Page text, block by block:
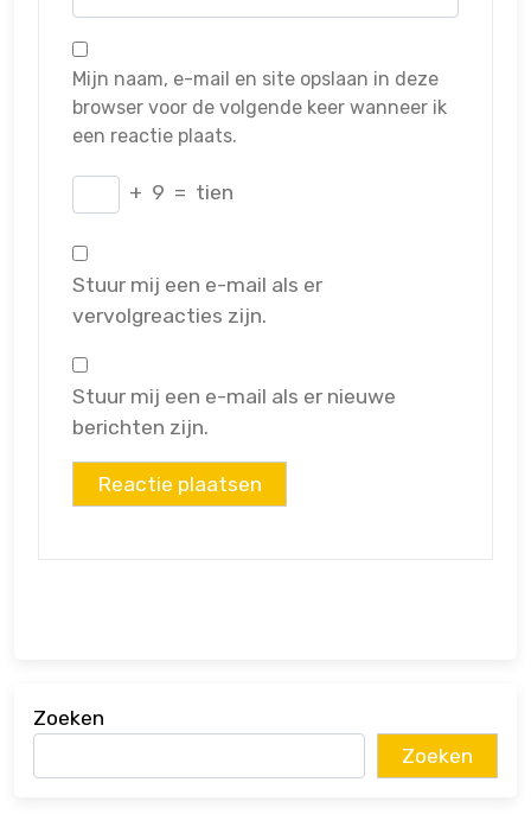
Mijn naam, e-mail en site opslaan in deze
browser voor de volgende keer wanneer ik
een reactie plaats.
+ 9 = tien
Stuur mij een e-mail als er
vervolgreacties zijn.
Stuur mij een e-mail als er nieuwe
berichten zijn.
Zoeken
Zoeken